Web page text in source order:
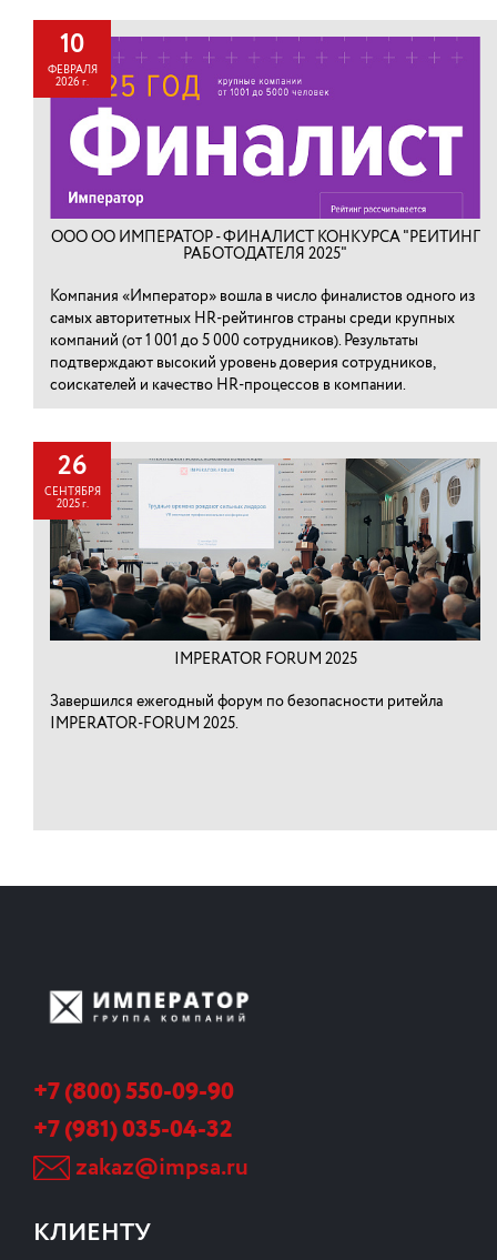
10
ФЕВРАЛЯ
2026 г.
ООО ОО ИМПЕРАТОР - ФИНАЛИСТ КОНКУРСА "РЕЙТИНГ
РАБОТОДАТЕЛЯ 2025"
Компания «Император» вошла в число финалистов одного из
самых авторитетных HR-рейтингов страны среди крупных
компаний (от 1 001 до 5 000 сотрудников). Результаты
подтверждают высокий уровень доверия сотрудников,
соискателей и качество HR-процессов в компании.
26
СЕНТЯБРЯ
2025 г.
IMPERATOR FORUM 2025
Завершился ежегодный форум по безопасности ритейла
IMPERATOR-FORUM 2025.
+7 (800) 550-09-90
+7 (981) 035-04-32
zakaz@impsa.ru
КЛИЕНТУ